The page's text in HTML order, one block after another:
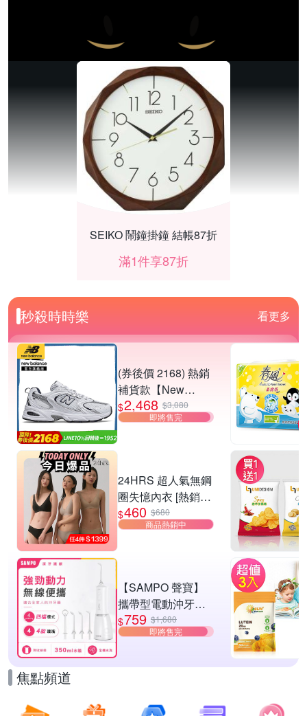
SEIKO 鬧鐘掛鐘 結帳87折
滿1件享87折
滿1件享85折
秒殺時時樂 看更多
(券後價 2168) 熱銷
補貨款【New
Balance】復古運動
鞋_中性_白銀
$2,468 $3,080
即將售完
24HRS 超人氣無鋼
圈失憶內衣 [熱銷好
評]
$460 $680
商品熱銷中
【SAMPO 聲寶】
攜帶型電動沖牙機/
洗牙器/沖牙器(WB-
Z2506NL)
$759 $1,680
即將售完
焦點頻道